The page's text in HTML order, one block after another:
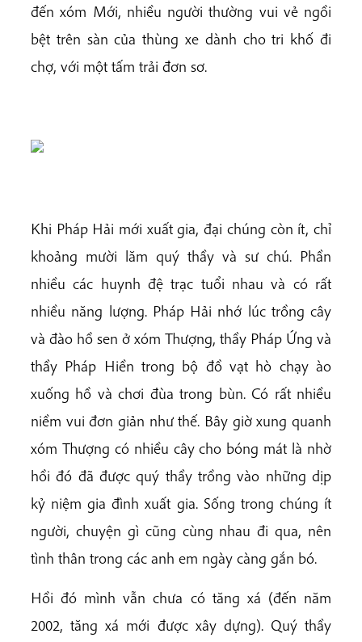
đến xóm Mới, nhiều người thường vui vẻ ngồi
bệt trên sàn của thùng xe dành cho tri khố đi
chợ, với một tấm trải đơn sơ.
Khi Pháp Hải mới xuất gia, đại chúng còn ít, chỉ
khoảng mười lăm quý thầy và sư chú. Phần
nhiều các huynh đệ trạc tuổi nhau và có rất
nhiều năng lượng. Pháp Hải nhớ lúc trồng cây
và đào hồ sen ở xóm Thượng, thầy Pháp Ứng và
thầy Pháp Hiền trong bộ đồ vạt hò chạy ào
xuống hồ và chơi đùa trong bùn. Có rất nhiều
niềm vui đơn giản như thế. Bây giờ xung quanh
xóm Thượng có nhiều cây cho bóng mát là nhờ
hồi đó đã được quý thầy trồng vào những dịp
kỷ niệm gia đình xuất gia. Sống trong chúng ít
người, chuyện gì cũng cùng nhau đi qua, nên
tình thân trong các anh em ngày càng gắn bó.
Hồi đó mình vẫn chưa có tăng xá (đến năm
2002, tăng xá mới được xây dựng). Quý thầy